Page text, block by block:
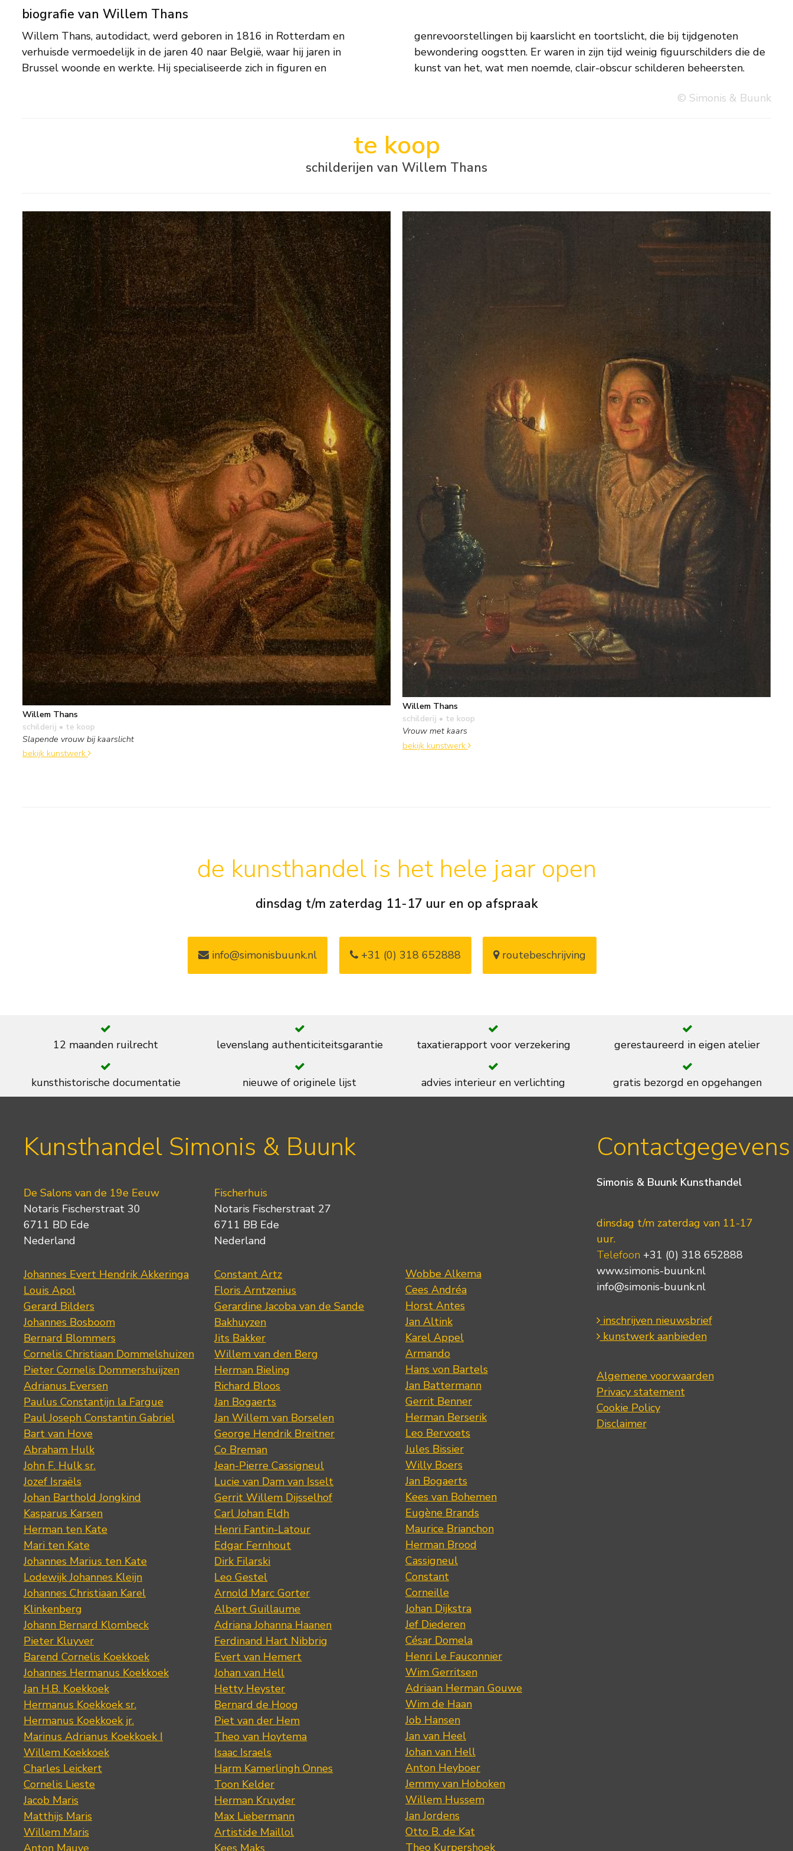
biografie van Willem Thans
Willem Thans, autodidact, werd geboren in 1816 in Rotterdam en
verhuisde vermoedelijk in de jaren 40 naar België, waar hij jaren in
Brussel woonde en werkte. Hij specialiseerde zich in figuren en
genrevoorstellingen bij kaarslicht en toortslicht, die bij tijdgenoten
bewondering oogstten. Er waren in zijn tijd weinig figuurschilders die de
kunst van het, wat men noemde, clair-obscur schilderen beheersten.
© Simonis & Buunk
te koop
schilderijen van Willem Thans
Willem Thans
schilderij • te koop
Slapende vrouw bij kaarslicht
bekijk kunstwerk
Willem Thans
schilderij • te koop
Vrouw met kaars
bekijk kunstwerk
de kunsthandel is het hele jaar open
dinsdag t/m zaterdag 11-17 uur en op afspraak
info@simonisbuunk.nl +31 (0) 318 652888 routebeschrijving
12 maanden ruilrecht levenslang authenticiteitsgarantie taxatierapport voor verzekering gerestaureerd in eigen atelier
kunsthistorische documentatie nieuwe of originele lijst advies interieur en verlichting gratis bezorgd en opgehangen
Kunsthandel Simonis & Buunk
De Salons van de 19e Eeuw
Notaris Fischerstraat 30
6711 BD Ede
Nederland
Johannes Evert Hendrik Akkeringa
Louis Apol
Gerard Bilders
Johannes Bosboom
Bernard Blommers
Cornelis Christiaan Dommelshuizen
Pieter Cornelis Dommershuijzen
Adrianus Eversen
Paulus Constantijn la Fargue
Paul Joseph Constantin Gabriel
Bart van Hove
Abraham Hulk
John F. Hulk sr.
Jozef Israëls
Johan Barthold Jongkind
Kasparus Karsen
Herman ten Kate
Mari ten Kate
Johannes Marius ten Kate
Lodewijk Johannes Kleijn
Johannes Christiaan Karel
Klinkenberg
Johann Bernard Klombeck
Pieter Kluyver
Barend Cornelis Koekkoek
Johannes Hermanus Koekkoek
Jan H.B. Koekkoek
Hermanus Koekkoek sr.
Hermanus Koekkoek jr.
Marinus Adrianus Koekkoek I
Willem Koekkoek
Charles Leickert
Cornelis Lieste
Jacob Maris
Matthijs Maris
Willem Maris
Fischerhuis
Notaris Fischerstraat 27
6711 BB Ede
Nederland
Constant Artz
Floris Arntzenius
Gerardine Jacoba van de Sande
Bakhuyzen
Jits Bakker
Willem van den Berg
Herman Bieling
Richard Bloos
Jan Bogaerts
Jan Willem van Borselen
George Hendrik Breitner
Co Breman
Jean-Pierre Cassigneul
Lucie van Dam van Isselt
Gerrit Willem Dijsselhof
Carl Johan Eldh
Henri Fantin-Latour
Edgar Fernhout
Dirk Filarski
Leo Gestel
Arnold Marc Gorter
Albert Guillaume
Adriana Johanna Haanen
Ferdinand Hart Nibbrig
Evert van Hemert
Johan van Hell
Hetty Heyster
Bernard de Hoog
Piet van der Hem
Theo van Hoytema
Isaac Israels
Harm Kamerlingh Onnes
Toon Kelder
Herman Kruyder
Max Liebermann
Artistide Maillol
Wobbe Alkema
Cees Andréa
Horst Antes
Jan Altink
Karel Appel
Armando
Hans von Bartels
Jan Battermann
Gerrit Benner
Herman Berserik
Leo Bervoets
Jules Bissier
Willy Boers
Jan Bogaerts
Kees van Bohemen
Eugène Brands
Maurice Brianchon
Herman Brood
Cassigneul
Constant
Corneille
Johan Dijkstra
Jef Diederen
César Domela
Henri Le Fauconnier
Wim Gerritsen
Adriaan Herman Gouwe
Wim de Haan
Job Hansen
Jan van Heel
Johan van Hell
Anton Heyboer
Jemmy van Hoboken
Willem Hussem
Jan Jordens
Otto B. de Kat
Theo Kurpershoek
Contactgegevens
Simonis & Buunk Kunsthandel
dinsdag t/m zaterdag van 11-17
uur.
Telefoon +31 (0) 318 652888
www.simonis-buunk.nl
info@simonis-buunk.nl
inschrijven nieuwsbrief
kunstwerk aanbieden
Algemene voorwaarden
Privacy statement
Cookie Policy
Disclaimer